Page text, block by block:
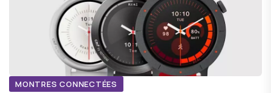
MONTRES CONNECTÉES